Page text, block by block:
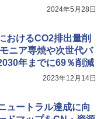
2024年5月28日
おけるCO2排出量削
ニア専焼や次世代バ
年までに69％削減
2023年12月14日
ュートラル達成に向